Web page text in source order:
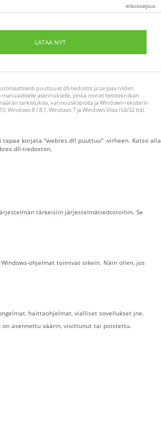
erikoistarjous
LATAA NYT
puuttuvat dll-tiedostot ja tarjoaa niiden
asennukselle, jonka monet tietotekniikan
tarkistuksia, varmuuskopioita ja Windows-rekisterin
Windows 8 / 8.1, Windows 7 ja Windows Vista (64/32 bit).
korjata "webres.dll puuttuu" -virheen. Katso alla
tiedoston.
tärkeisiin järjestelmätiedostoihin. Se
ohjelmat toimivat oikein. Näin ollen, jos
haittaohjelmat, vialliset sovellukset jne.
asennettu väärin, vioittunut tai poistettu.